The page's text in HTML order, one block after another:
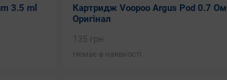
3.5 ml
Картридж Voopoo Argus Pod 0.7 Ом
Оригінал
135 грн
Немає в наявності